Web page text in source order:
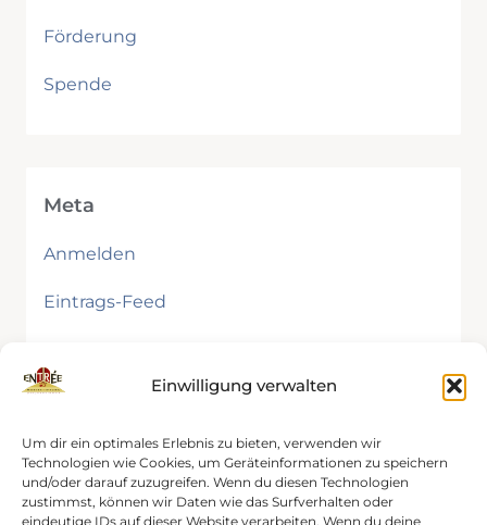
Einwilligung verwalten
Um dir ein optimales Erlebnis zu bieten, verwenden wir
Technologien wie Cookies, um Geräteinformationen zu speichern
und/oder darauf zuzugreifen. Wenn du diesen Technologien
zustimmst, können wir Daten wie das Surfverhalten oder
eindeutige IDs auf dieser Website verarbeiten. Wenn du deine
Förderung
Spende
Meta
Anmelden
Eintrags-Feed
WordPress.org